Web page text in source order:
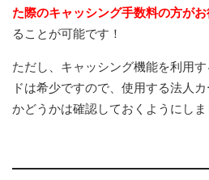
た際のキャッシング手数料の方がお
ることが可能です！
ただし、キャッシング機能を利用
ドは希少ですので、使用する法人
かどうかは確認しておくようにしま